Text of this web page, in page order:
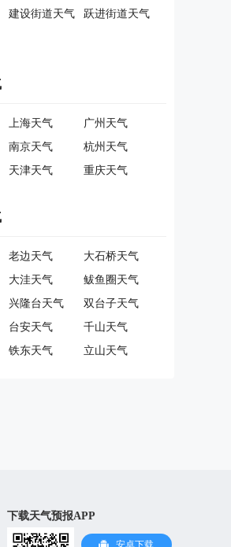
建设街道天气
跃进街道天气
上海天气
广州天气
南京天气
杭州天气
天津天气 重庆天气
老边天气
大石桥天气
大洼天气
鲅鱼圈天气
兴隆台天气
双台子天气
台安天气
千山天气
铁东天气 立山天气
下载天气预报APP
安卓下载